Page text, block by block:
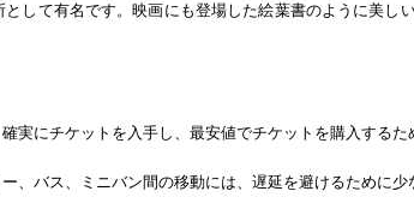
して有名です。映画にも登場した絵葉書のように美
実にチケットを入手し、最安値でチケットを購入する
、バス、ミニバン間の移動には、遅延を避けるために少